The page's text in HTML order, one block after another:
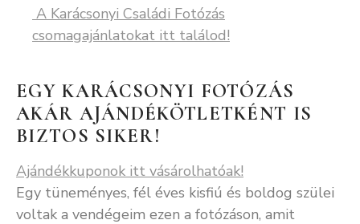
A Karácsonyi Családi Fotózás
csomagajánlatokat itt találod!
EGY KARÁCSONYI FOTÓZÁS
AKÁR AJÁNDÉKÖTLETKÉNT IS
BIZTOS SIKER!
Ajándékkuponok itt vásárolhatóak!
Egy tüneményes, fél éves kisfiú és boldog szülei
voltak a vendégeim ezen a fotózáson, amit